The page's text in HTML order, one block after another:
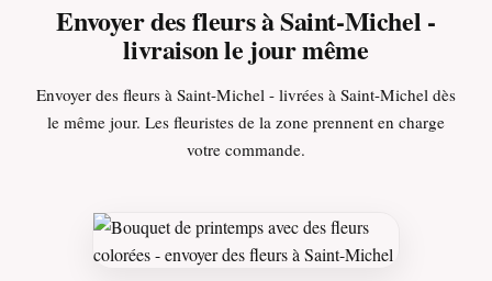
Envoyer des fleurs à Saint-Michel -
livraison le jour même
Envoyer des fleurs à Saint-Michel - livrées à Saint-Michel dès
le même jour. Les fleuristes de la zone prennent en charge
votre commande.